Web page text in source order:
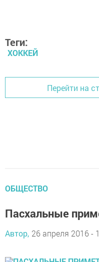
Теги:
ХОККЕЙ
Перейти на
ОБЩЕСТВО
Пасхальные
Автор, 26 апреля 2016 -